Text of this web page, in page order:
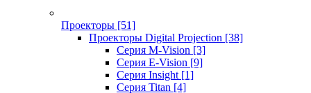
Проекторы [51]
Проекторы Digital Projection [38]
Серия M-Vision [3]
Серия E-Vision [9]
Серия Insight [1]
Серия Titan [4]